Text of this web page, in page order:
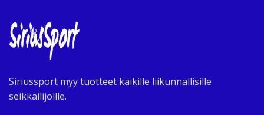
Siriussport myy tuotteet kaikille liikunnallisille
seikkailijoille.